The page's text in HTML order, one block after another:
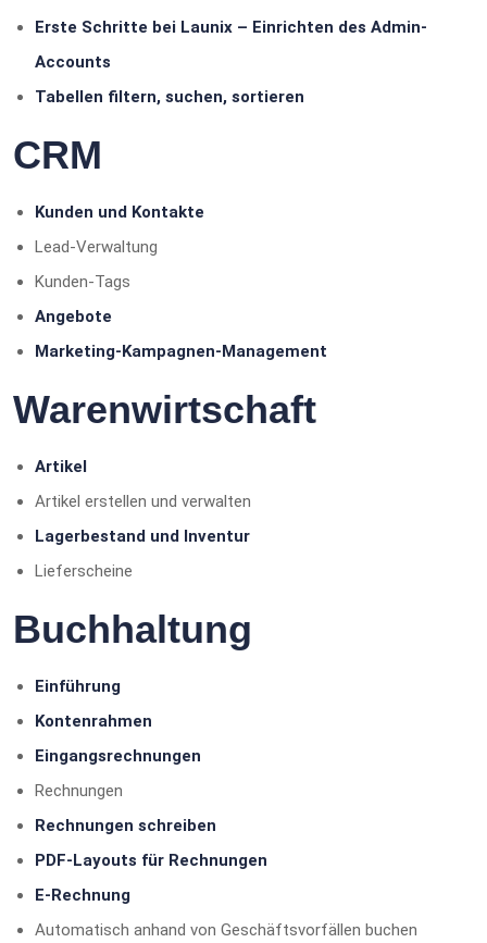
Erste Schritte bei Launix – Einrichten des Admin-
Accounts
Tabellen filtern, suchen, sortieren
CRM
Kunden und Kontakte
Lead-Verwaltung
Kunden-Tags
Angebote
Marketing-Kampagnen-Management
Warenwirtschaft
Artikel
Artikel erstellen und verwalten
Lagerbestand und Inventur
Lieferscheine
Buchhaltung
Einführung
Kontenrahmen
Eingangsrechnungen
Rechnungen
Rechnungen schreiben
PDF-Layouts für Rechnungen
E-Rechnung
Automatisch anhand von Geschäftsvorfällen buchen